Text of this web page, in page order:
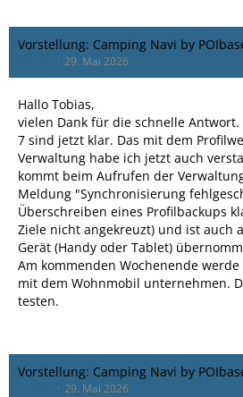
Vorstellung: Camping Navi by
29. Mai 2026
Hallo Tobias,
vielen Dank für die schnelle Antwort.
7 sind jetzt klar. Das mit dem
Verwaltung habe ich jetzt auch
kommt beim Aufrufen der
Meldung "Synchronisierung
Überschreiben eines Profilbackups
Ziele nicht angekreuzt) und ist auch
Gerät (Handy oder Tablet)
Am kommenden Wochenende
mit dem Wohnmobil unternehmen.
testen.
Vorstellung: Camping Navi by
29. Mai 2026